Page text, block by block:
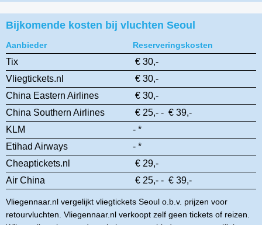
Bijkomende kosten bij vluchten Seoul
Aanbieder Reserveringskosten
Tix
€ 30,-
Vliegtickets.nl
€ 30,-
China Eastern Airlines
€ 30,-
China Southern Airlines
€ 25,- - € 39,-
KLM
- *
Etihad Airways
- *
Cheaptickets.nl
€ 29,-
Air China
€ 25,- - € 39,-
Vliegennaar.nl vergelijkt vliegtickets Seoul o.b.v. prijzen voor
retourvluchten. Vliegennaar.nl verkoopt zelf geen tickets of reizen.